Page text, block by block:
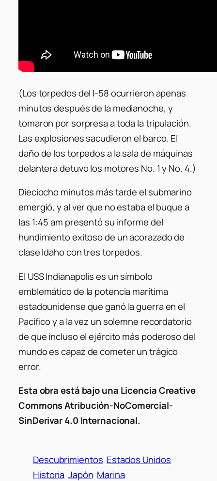
(Los torpedos del I-58 ocurrieron apenas
minutos después de la medianoche, y
tomaron por sorpresa a toda la tripulación.
Las explosiones sacudieron el barco. El
daño de los torpedos a la sala de máquinas
delantera detuvo los motores No. 1 y No. 4.)
Dieciocho minutos más tarde el submarino
emergió, y al ver que no estaba el buque a
las 1:45 am presentó su informe del
hundimiento exitoso de un acorazado de
clase Idaho con tres torpedos.
El USS Indianapolis es un símbolo
emblemático de la potencia marítima
estadounidense que ganó la guerra en el
Pacífico y a la vez un solemne recordatorio
de que incluso el ejército más poderoso del
mundo es capaz de cometer un trágico
error.
Esta obra está bajo una Licencia Creative
Commons Atribución-NoComercial-
SinDerivar 4.0 Internacional.
Descubrimientos Estados Unidos
Historia Japón Marina